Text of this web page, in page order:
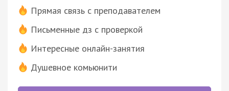
Прямая связь с преподавателем
Письменные дз с проверкой
Интересные онлайн-занятия
Душевное комьюнити